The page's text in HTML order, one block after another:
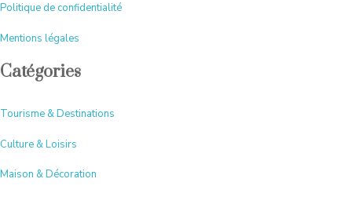
Politique de confidentialité
Mentions légales
Catégories
Tourisme & Destinations
Culture & Loisirs
Maison & Décoration